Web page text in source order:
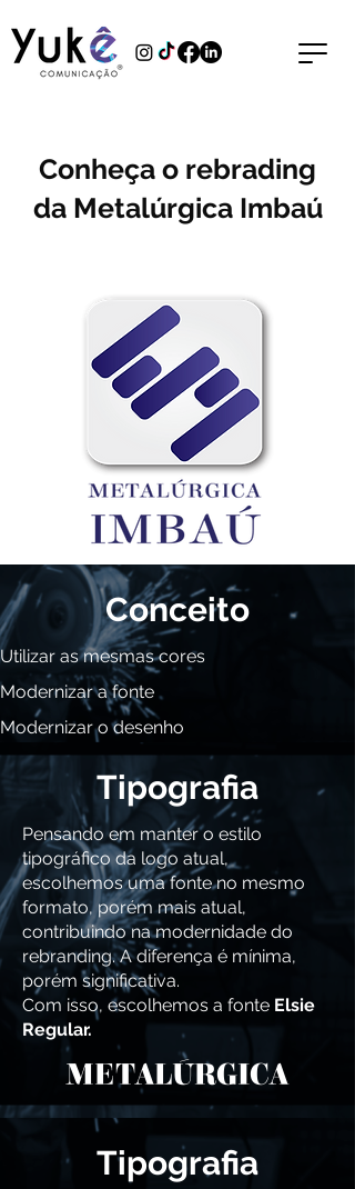
Conheça o rebrading
da Metalúrgica Imbaú
Conceito
Utilizar as mesmas cores
Modernizar a fonte
Modernizar o desenho
Tipografia
Pensando em manter o estilo
tipográfico da logo atual,
escolhemos uma fonte no mesmo
formato, porém mais atual,
contribuindo na modernidade do
rebranding. A diferença é mínima,
porém significativa.
Com isso, escolhemos a fonte Elsie
Regular.
METALÚRGICA
Tipografia